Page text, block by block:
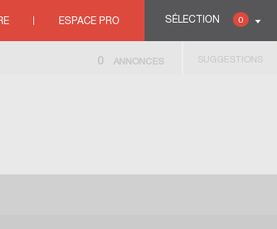
SÉLECTION 0
ESPACE PRO
SUGGESTIONS
0 ANNONCES